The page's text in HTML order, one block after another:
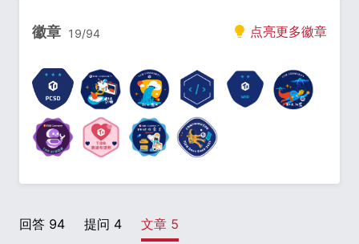
徽章 19/94 点亮更多徽章
回答 94 提问 4 文章 5